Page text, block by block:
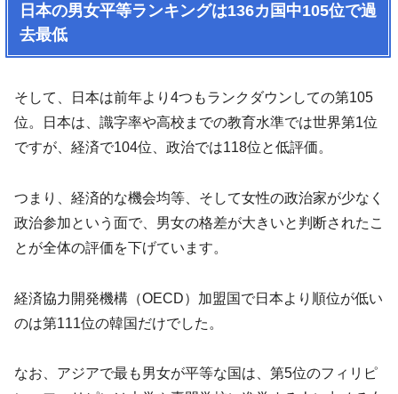
日本の男女平等ランキングは136カ国中105位で過
去最低
そして、日本は前年より4つもランクダウンしての第105
位。日本は、識字率や高校までの教育水準では世界第1位
ですが、経済で104位、政治では118位と低評価。
つまり、経済的な機会均等、そして女性の政治家が少なく
政治参加という面で、男女の格差が大きいと判断されたこ
とが全体の評価を下げています。
経済協力開発機構（OECD）加盟国で日本より順位が低い
のは第111位の韓国だけでした。
なお、アジアで最も男女が平等な国は、第5位のフィリピ